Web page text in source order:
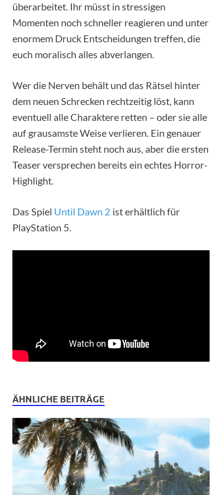
überarbeitet. Ihr müsst in stressigen
Momenten noch schneller reagieren und unter
enormem Druck Entscheidungen treffen, die
euch moralisch alles abverlangen.
Wer die Nerven behält und das Rätsel hinter
dem neuen Schrecken rechtzeitig löst, kann
eventuell alle Charaktere retten – oder sie alle
auf grausamste Weise verlieren. Ein genauer
Release-Termin steht noch aus, aber die ersten
Teaser versprechen bereits ein echtes Horror-
Highlight.
Das Spiel Until Dawn 2 ist erhältlich für
PlayStation 5.
ÄHNLICHE BEITRÄGE